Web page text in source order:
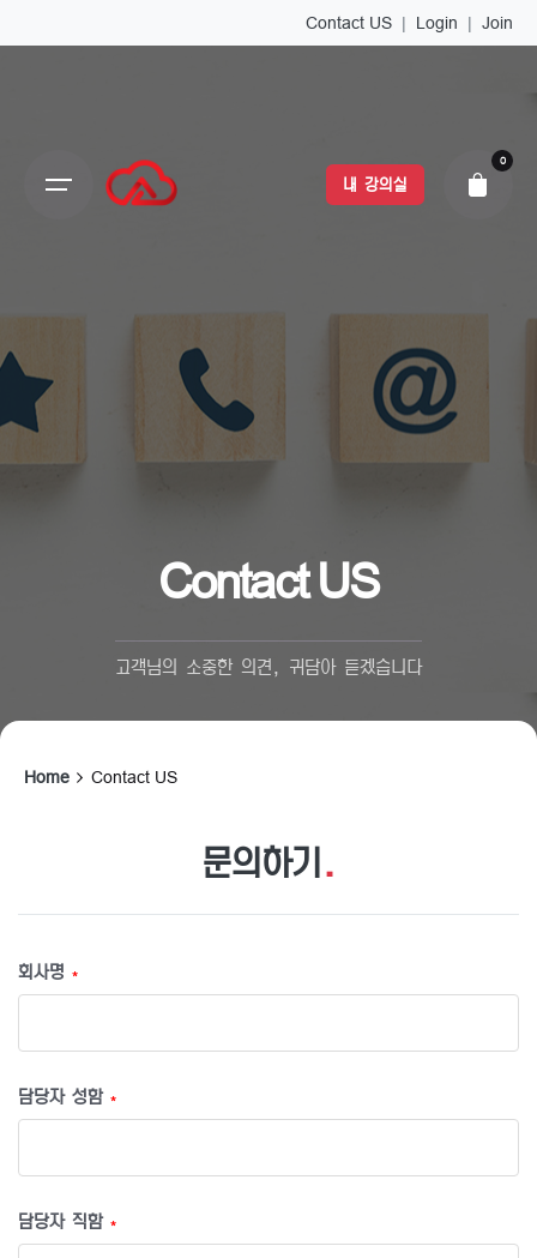
Join
|
Login
|
Contact US
내 강의실
0
Contact US
고객님의 소중한 의견, 귀담아 듣겠습니다
Home Contact US
문의하기 .
회사명 *
담당자 성함 *
담당자 직함 *